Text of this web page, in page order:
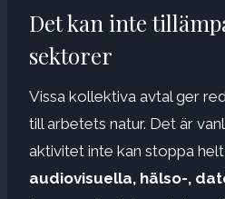
Det kan inte
sektorer
Vissa kollektiva avtal ger
till arbetets natur. Det är
aktivitet inte kan stoppa
audiovisuella, hälso-,